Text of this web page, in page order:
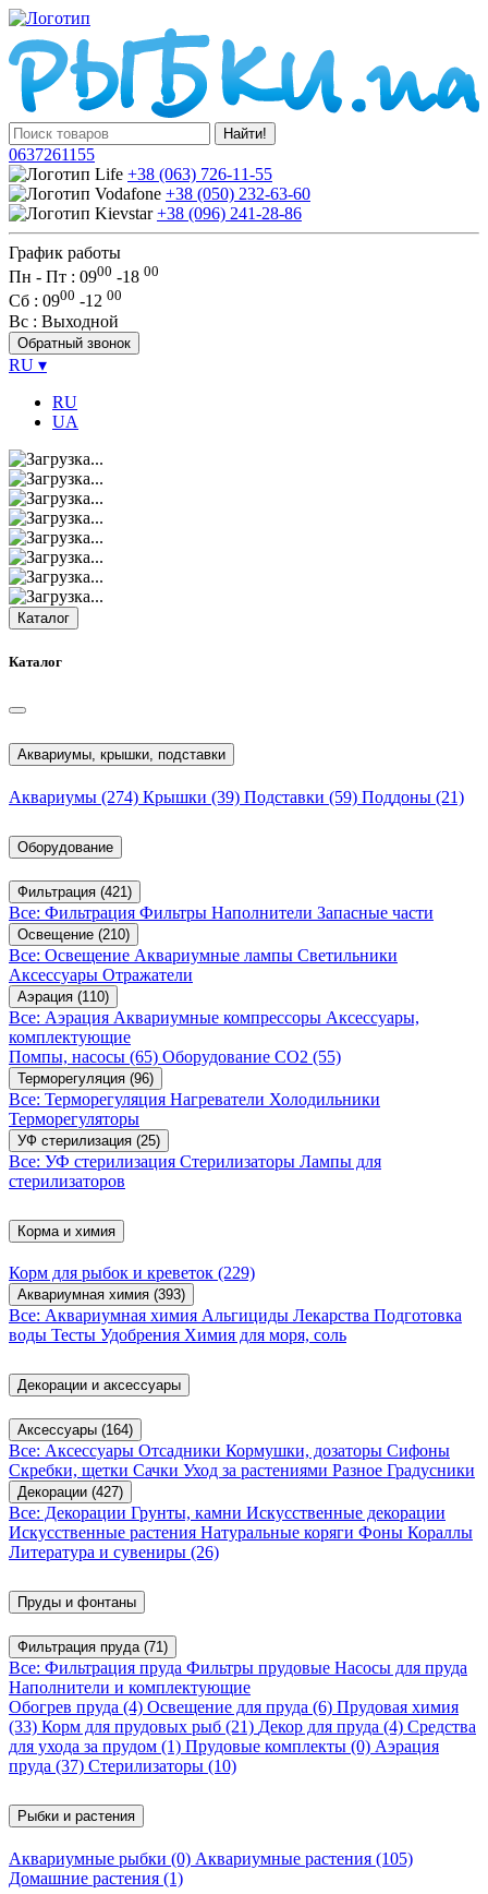
Найти!
0637261155
+38 (063) 726-11-55
+38 (050) 232-63-60
+38 (096) 241-28-86
График работы
Пн - Пт : 0900 -18 00
Сб : 0900 -12 00
Вс : Выходной
Обратный звонок
RU ▾
RU
UA
Каталог
Каталог
Аквариумы, крышки, подставки
Аквариумы (274) Крышки (39) Подставки (59) Поддоны (21)
Оборудование
Фильтрация (421)
Все: Фильтрация Фильтры Наполнители Запасные части
Освещение (210)
Все: Освещение Аквариумные лампы Светильники
Аксессуары Отражатели
Аэрация (110)
Все: Аэрация Аквариумные компрессоры Аксессуары,
комплектующие
Помпы, насосы (65) Оборудование CO2 (55)
Терморегуляция (96)
Все: Терморегуляция Нагреватели Холодильники
Терморегуляторы
УФ стерилизация (25)
Все: УФ стерилизация Стерилизаторы Лампы для
стерилизаторов
Корма и химия
Корм для рыбок и креветок (229)
Аквариумная химия (393)
Все: Аквариумная химия Альгициды Лекарства Подготовка
воды Тесты Удобрения Химия для моря, соль
Декорации и аксессуары
Аксессуары (164)
Все: Аксессуары Отсадники Кормушки, дозаторы Сифоны
Скребки, щетки Сачки Уход за растениями Разное Градусники
Декорации (427)
Все: Декорации Грунты, камни Искусственные декорации
Искусственные растения Натуральные коряги Фоны Кораллы
Литература и сувениры (26)
Пруды и фонтаны
Фильтрация пруда (71)
Все: Фильтрация пруда Фильтры прудовые Насосы для пруда
Наполнители и комплектующие
Обогрев пруда (4) Освещение для пруда (6) Прудовая химия
(33) Корм для прудовых рыб (21) Декор для пруда (4) Средства
для ухода за прудом (1) Прудовые комплекты (0) Аэрация
пруда (37) Стерилизаторы (10)
Рыбки и растения
Аквариумные рыбки (0) Аквариумные растения (105)
Домашние растения (1)